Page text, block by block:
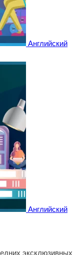
Английский
Английский
эксклюзивных